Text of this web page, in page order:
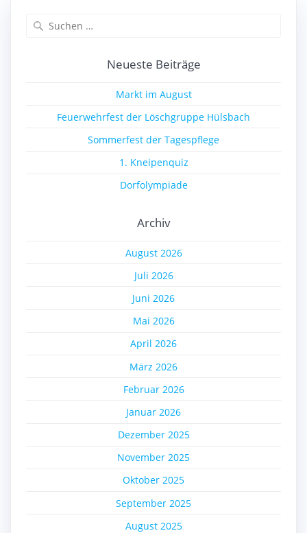
Neueste Beiträge
Markt im August
Feuerwehrfest der Löschgruppe Hülsbach
Sommerfest der Tagespflege
1. Kneipenquiz
Dorfolympiade
Archiv
August 2026
Juli 2026
Juni 2026
Mai 2026
April 2026
März 2026
Februar 2026
Januar 2026
Dezember 2025
November 2025
Oktober 2025
September 2025
August 2025